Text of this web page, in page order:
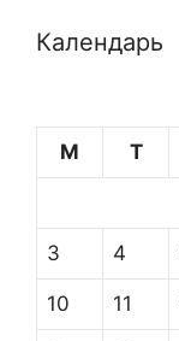
Календарь
M
T
3 4
10 11